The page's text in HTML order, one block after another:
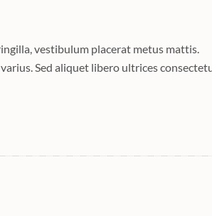
vestibulum placerat metus mattis.
Sed aliquet libero ultrices